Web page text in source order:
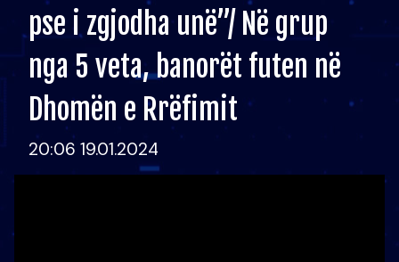
pse i zgjodha unë”/ Në grup
nga 5 veta, banorët futen në
Dhomën e Rrëfimit
20:06 19.01.2024